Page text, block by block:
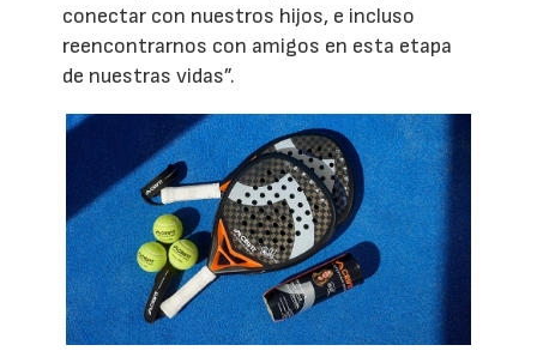
conectar con nuestros hijos, e incluso
reencontrarnos con amigos en esta etapa
de nuestras vidas”.